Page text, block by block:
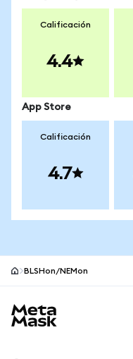
Calificación
4.4
App Store
Calificación
4.7
BLSHon/NEMon